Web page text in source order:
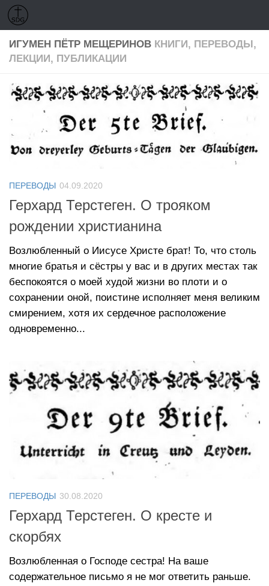
Перейти к содержимому
ИГУМЕН ПЁТР МЕЩЕРИНОВ КНИГИ, ПЕРЕВОДЫ,
ЛЕКЦИИ, ПУБЛИКАЦИИ
ПЕРЕВОДЫ 04.09.2020
Герхард Терстеген. О трояком
рождении христианина
Возлюбленный о Иисусе Христе брат! То, что столь
многие братья и сёстры у вас и в других местах так
беспокоятся о моей худой жизни во плоти и о
сохранении оной, поистине исполняет меня великим
смирением, хотя их сердечное расположение
одновременно...
ПЕРЕВОДЫ 30.08.2020
Герхард Терстеген. О кресте и
скорбях
Возлюбленная о Господе сестра! На ваше
содержательное письмо я не мог ответить раньше.